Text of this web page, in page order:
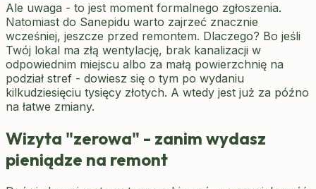
Ale uwaga - to jest moment formalnego zgłoszenia.
Natomiast do Sanepidu warto zajrzeć znacznie
wcześniej, jeszcze przed remontem. Dlaczego? Bo jeśli
Twój lokal ma złą wentylację, brak kanalizacji w
odpowiednim miejscu albo za małą powierzchnię na
podział stref - dowiesz się o tym po wydaniu
kilkudziesięciu tysięcy złotych. A wtedy jest już za późno
na łatwe zmiany.
Wizyta "zerowa" - zanim wydasz
pieniądze na remont